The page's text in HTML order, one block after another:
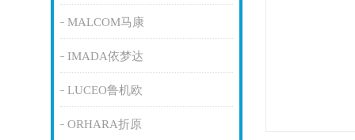
MALCOM马康
IMADA依梦达
LUCEO鲁机欧
ORHARA折原